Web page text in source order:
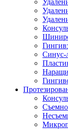
Синус-